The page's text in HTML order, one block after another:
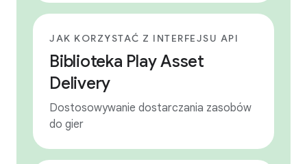
JAK KORZYSTAĆ Z INTERFEJSU API
Biblioteka Play Asset
Delivery
Dostosowywanie dostarczania zasobów
do gier